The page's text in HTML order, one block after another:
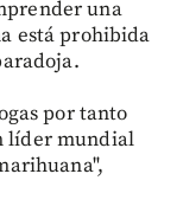
una
está prohibida
por tanto
líder mundial